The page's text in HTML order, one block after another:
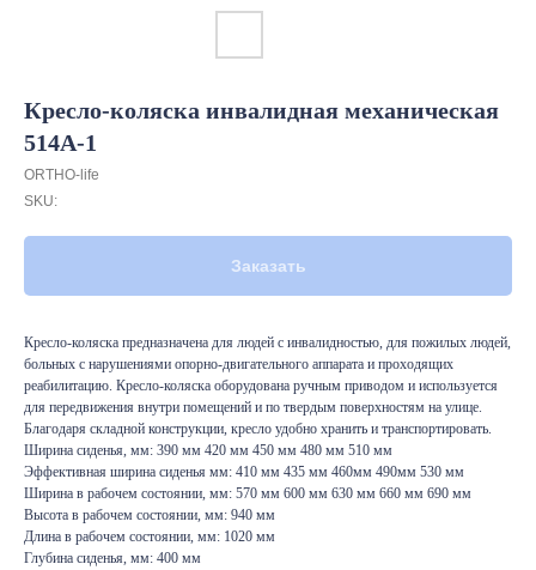
Кресло-коляска инвалидная механическая
514A-1
ORTHO-life
SKU:
Заказать
Кресло-коляска предназначена для людей с инвалидностью, для пожилых людей,
больных с нарушениями опорно-двигательного аппарата и проходящих
реабилитацию. Кресло-коляска оборудована ручным приводом и используется
для передвижения внутри помещений и по твердым поверхностям на улице.
Благодаря складной конструкции, кресло удобно хранить и транспортировать.
Ширина сиденья, мм: 390 мм 420 мм 450 мм 480 мм 510 мм
Эффективная ширина сиденья мм: 410 мм 435 мм 460мм 490мм 530 мм
Ширина в рабочем состоянии, мм: 570 мм 600 мм 630 мм 660 мм 690 мм
Высота в рабочем состоянии, мм: 940 мм
Длина в рабочем состоянии, мм: 1020 мм
Глубина сиденья, мм: 400 мм